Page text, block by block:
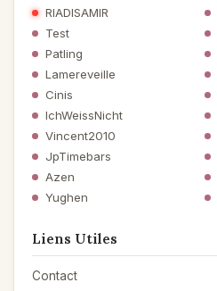
RIADISAMIR
Test
Patling
Lamereveille
Cinis
IchWeissNicht
Vincent2010
JpTimebars
Azen
Yughen
Liens Utiles
Contact